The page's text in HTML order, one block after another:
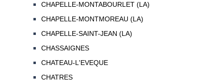
CHAPELLE-MONTABOURLET (LA)
CHAPELLE-MONTMOREAU (LA)
CHAPELLE-SAINT-JEAN (LA)
CHASSAIGNES
CHATEAU-L'EVEQUE
CHATRES